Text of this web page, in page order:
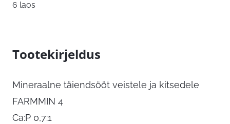
6 laos
Tootekirjeldus
Mineraalne täiendsööt veistele ja kitsedele
FARMMIN 4
Ca:P 0,7:1